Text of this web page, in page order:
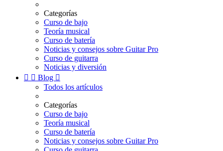
Categorías
Curso de bajo
Teoría musical
Curso de batería
Noticias y consejos sobre Guitar Pro
Curso de guitarra
Noticias y diversión
  Blog 
Todos los artículos
Categorías
Curso de bajo
Teoría musical
Curso de batería
Noticias y consejos sobre Guitar Pro